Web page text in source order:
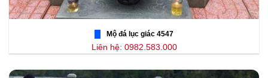
Mộ đá lục giác 4547
Liên hệ: 0982.583.000